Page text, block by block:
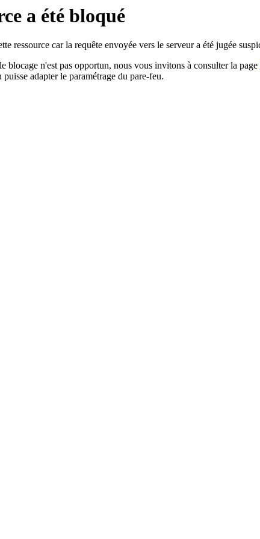
a été bloqué
ressource car la requête envoyée vers le serveur a été jugée
blocage n'est pas opportun, nous vous invitons à consulter la page
adapter le paramétrage du pare-feu.